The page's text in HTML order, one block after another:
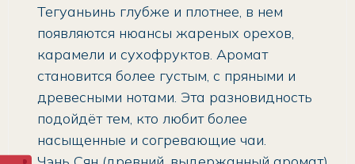
Тегуаньинь глубже и плотнее, в нем
появляются нюансы жареных орехов,
карамели и сухофруктов. Аромат
становится более густым, с пряными и
древесными нотами. Эта разновидность
подойдёт тем, кто любит более
насыщенные и согревающие чаи.